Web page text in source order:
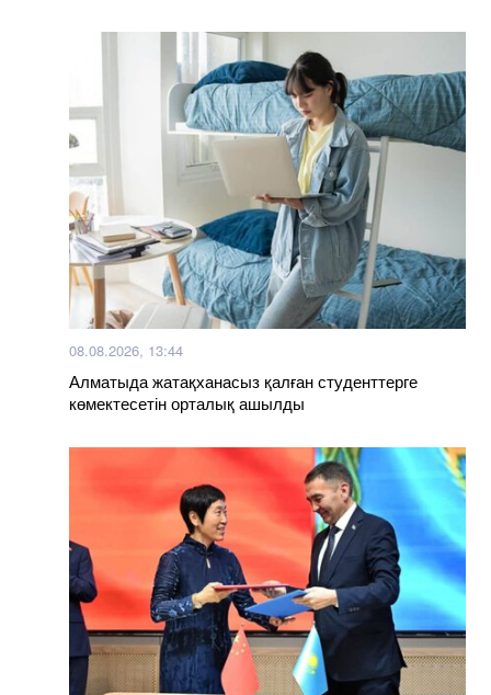
08.08.2026, 13:44
Алматыда жатақханасыз қалған студенттерге
көмектесетін орталық ашылды